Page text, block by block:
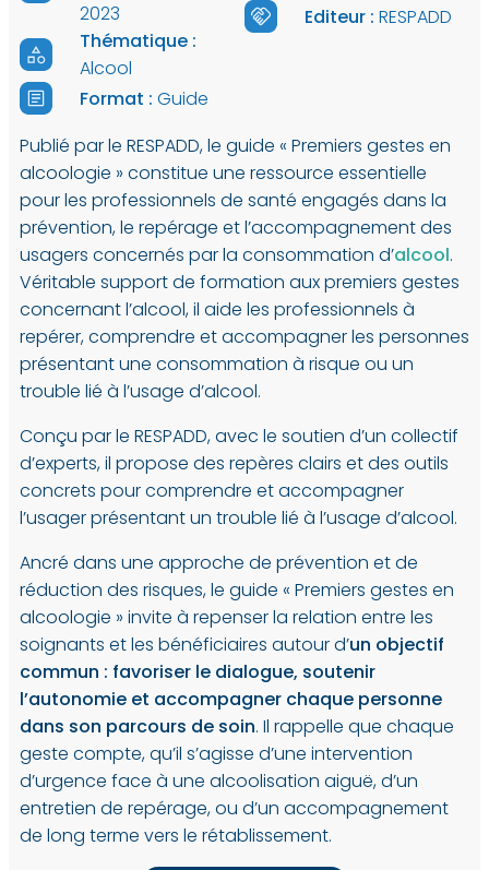
2023
Thématique :
Alcool
Format : Guide
Editeur : RESPADD
Publié par le RESPADD, le guide « Premiers gestes en
alcoologie » constitue une ressource essentielle
pour les professionnels de santé engagés dans la
prévention, le repérage et l’accompagnement des
usagers concernés par la consommation d’alcool.
Véritable support de formation aux premiers gestes
concernant l’alcool, il aide les professionnels à
repérer, comprendre et accompagner les personnes
présentant une consommation à risque ou un
trouble lié à l’usage d’alcool.
Conçu par le RESPADD, avec le soutien d’un collectif
d’experts, il propose des repères clairs et des outils
concrets pour comprendre et accompagner
l’usager présentant un trouble lié à l’usage d’alcool.
Ancré dans une approche de prévention et de
réduction des risques, le guide « Premiers gestes en
alcoologie » invite à repenser la relation entre les
soignants et les bénéficiaires autour d’un objectif
commun : favoriser le dialogue, soutenir
l’autonomie et accompagner chaque personne
dans son parcours de soin. Il rappelle que chaque
geste compte, qu’il s’agisse d’une intervention
d’urgence face à une alcoolisation aiguë, d’un
entretien de repérage, ou d’un accompagnement
de long terme vers le rétablissement.